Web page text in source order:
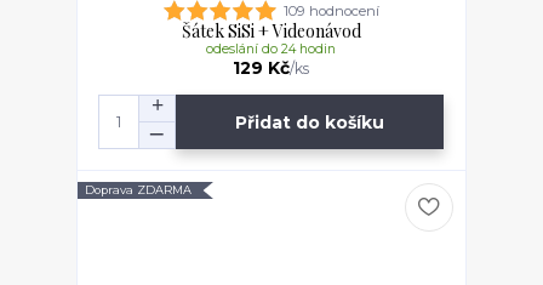
109 hodnocení
Šátek SiSi + Videonávod
129 Kč/ks
odeslání do 24 hodin
Přidat do košíku
Doprava ZDARMA